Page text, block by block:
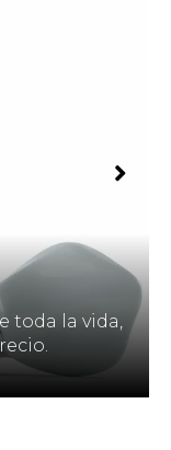
toda la vida,